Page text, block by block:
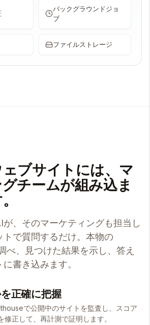
バックグラウンドジョ
ブ
ファイルストレージ
ブサイトには、マ
チームが組み込ま
、そのマーケティングも担当し
トで質問するだけ。本物の
べ、見つけた結果を示し、答え
書き込みます。
正確に把握
で公開中のサイトを監査し、スコア
修正して、再計測で証明します。